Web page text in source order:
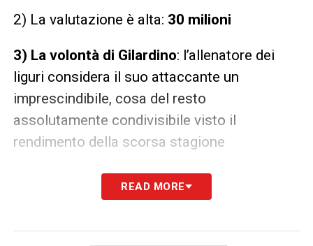
2) La valutazione è alta: 30 milioni
3) La volontà di Gilardino: l’allenatore dei
liguri considera il suo attaccante un
imprescindibile, cosa del resto
assolutamente condivisibile visto il
rendimento della scorsa stagione
LA PLAYLIST DELLE NOSTRE TOP NEWS
READ MORE